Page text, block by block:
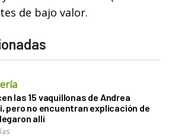
de bajo valor.
las 15 vaquillonas de Andrea
pero no encuentran explicación de
allí